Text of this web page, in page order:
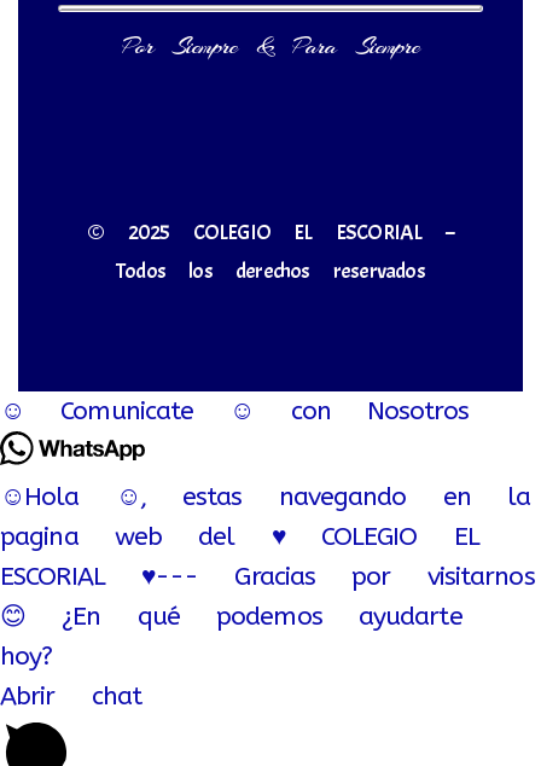
Por Siempre & Para Siempre
© 2025 COLEGIO EL ESCORIAL –
Todos los derechos reservados
☺ Comunicate ☺ con Nosotros
☺Hola ☺, estas navegando en la
pagina web del ♥ COLEGIO EL
ESCORIAL ♥--- Gracias por visitarnos
😊 ¿En qué podemos ayudarte
hoy?
Abrir chat